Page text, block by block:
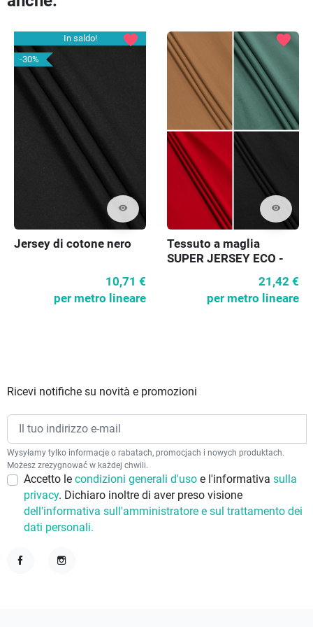
In saldo!
-30%
visibility
favorite
Jersey di cotone nero
10,71 €
per metro lineare
visibility
favorite
Tessuto a maglia
SUPER JERSEY ECO -
21,42 €
per metro lineare
Ricevi notifiche su novità e promozioni
Wysyłamy tylko informacje o rabatach, promocjach i nowych produktach.
Możesz zrezygnować w każdej chwili.
Accetto le condizioni generali d'uso e l'informativa sulla
privacy. Dichiaro inoltre di aver preso visione
dell'informativa sull'amministratore e sul trattamento dei
dati personali.